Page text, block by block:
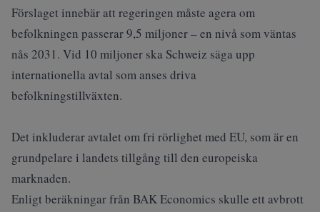
Förslaget innebär att regeringen måste agera om
befolkningen passerar 9,5 miljoner – en nivå som väntas
nås 2031. Vid 10 miljoner ska Schweiz säga upp
internationella avtal som anses driva
befolkningstillväxten.
Det inkluderar avtalet om fri rörlighet med EU, som är en
grundpelare i landets tillgång till den europeiska
marknaden.
Enligt beräkningar från BAK Economics skulle ett avbrott